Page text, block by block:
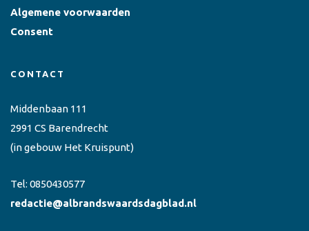
Algemene voorwaarden
Consent
CONTACT
Middenbaan 111
2991 CS Barendrecht
(in gebouw Het Kruispunt)
Tel: 0850430577
redactie@albrandswaardsdagblad.nl